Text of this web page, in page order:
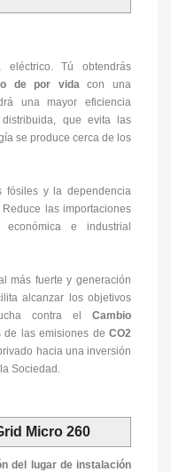
Tú obtendrás
de por vidacon una
una mayor eficiencia
que evita las
se produce cerca de los
fósiles y la dependencia
las importaciones
e industrial
más fuerte y generación
alcanzar los objetivos
contra el Cambio
de las emisiones de CO2
hacia una inversión
Sociedad.
Micro 260
del lugar de instalación